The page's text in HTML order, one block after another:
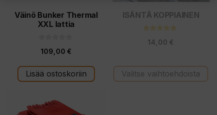
Väinö Bunker Thermal
XXL lattia
s
t
ä
109,00 €
Lisää ostoskoriin
ISÄNTÄ KOPPIAINEN
5:stä
14,00 €
Valitse vaihtoehdoista
tuotteen